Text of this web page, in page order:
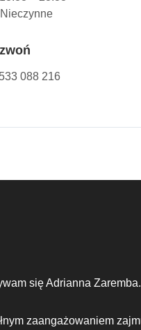
088 216
się Adrianna Zaremba.
zaangażowaniem